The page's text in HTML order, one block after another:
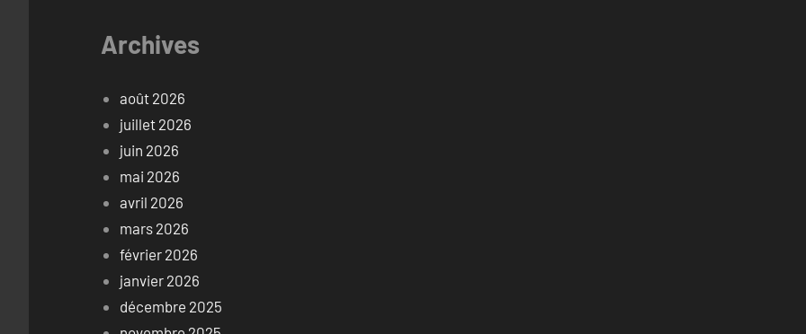
Archives
août 2026
juillet 2026
juin 2026
mai 2026
avril 2026
mars 2026
février 2026
janvier 2026
décembre 2025